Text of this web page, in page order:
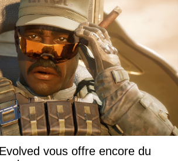
vous offre encore du